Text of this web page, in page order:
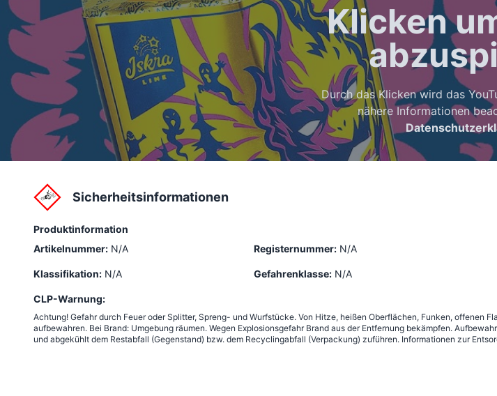
Klicken
Durch das Klicken wird das
nähere Informationen
Sicherheitsinformationen
Produktinformation
Artikelnummer: N/A Registernummer: N/A
Klassifikation: N/A Gefahrenklasse: N/A
CLP-Warnung:
Achtung! Gefahr durch Feuer oder Splitter, Spreng- und Wurfstücke. Von Hitze, heißen Oberflächen, Funken, offenen
aufbewahren. Bei Brand: Umgebung räumen. Wegen Explosionsgefahr Brand aus der Entfernung bekämpfen.
und abgekühlt dem Restabfall (Gegenstand) bzw. dem Recyclingabfall (Verpackung) zuführen. Informationen zur